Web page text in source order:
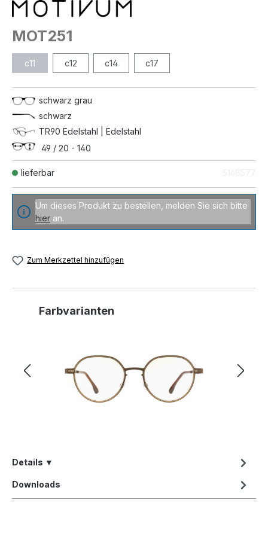
lieferbar
MOT251
c11 c12 c14 c17
schwarz grau
schwarz
TR90 Edelstahl | Edelstahl
49 / 20 - 140
Um dieses Produkt zu bestellen, melden Sie sich bitte
hier an.
Zum Merkzettel hinzufügen
Produktgalerie überspringen
Farbvarianten
Details ▼
Downloads